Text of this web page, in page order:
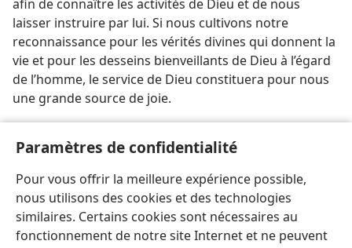
Paramètres de confidentialité
Pour vous offrir la meilleure expérience possible,
nous utilisons des cookies et des technologies
similaires. Certains cookies sont nécessaires au
fonctionnement de notre site Internet et ne peuvent
afin de connaître les activités de Dieu et de nous
laisser instruire par lui. Si nous cultivons notre
reconnaissance pour les vérités divines qui donnent la
vie et pour les desseins bienveillants de Dieu à l’égard
de l’homme, le service de Dieu constituera pour nous
une grande source de joie.
des cris de joie.